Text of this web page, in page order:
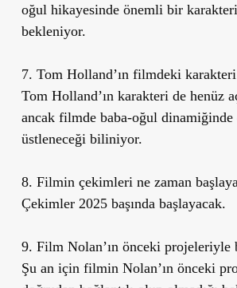
oğul hikayesinde önemli bir karakteri
bekleniyor.
7. Tom Holland’ın filmdeki
Tom Holland’ın karakteri de henüz
ancak filmde baba-oğul
üstleneceği biliniyor.
8. Filmin çekimleri ne zaman
Çekimler 2025 başında başlayacak.
9. Film Nolan’ın önceki projeleriyle
Şu an için filmin Nolan’ın önceki